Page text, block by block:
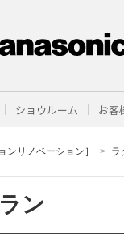
ショウルーム お客
ンリノベーション］ ラ
ン